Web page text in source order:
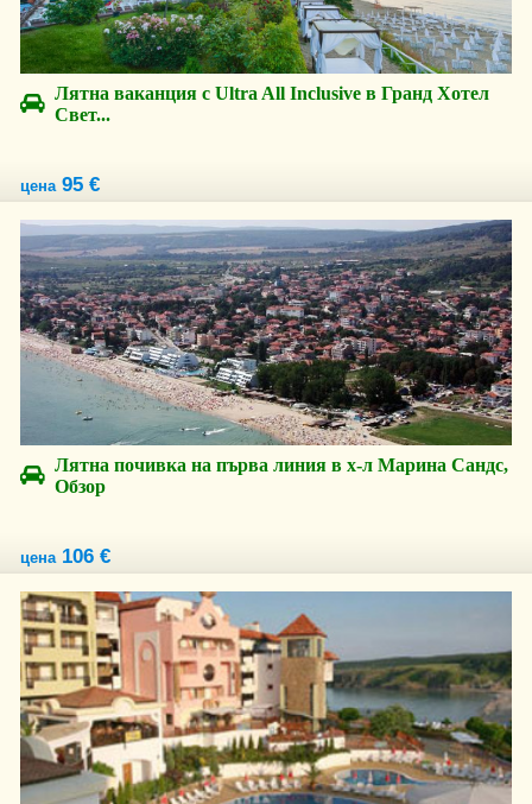
Лятна ваканция с Ultra All Inclusive в Гранд Хотел
Свет...
цена95 €
Лятна почивка на първа линия в х-л Марина Сандс,
Обзор
цена106 €